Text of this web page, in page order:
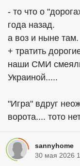
- то что о
года назад.
а воз и ныне там.
+ тратить
наши СМИ
Украиной.....
"Игра" вдруг
ворота.... тото
sannyhome
30 мая 2026